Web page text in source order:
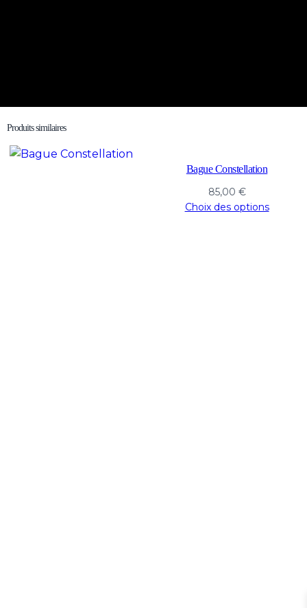
Produits similaires
Bague Constellation
85,00 €
Choix des options